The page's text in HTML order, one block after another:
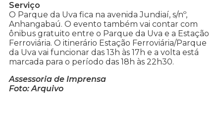
Serviço
O Parque da Uva fica na avenida Jundiaí, s/nº,
Anhangabaú. O evento também vai contar com
ônibus gratuito entre o Parque da Uva e a Estação
Ferroviária. O itinerário Estação Ferroviária/Parque
da Uva vai funcionar das 13h às 17h e a volta está
marcada para o período das 18h às 22h30.
Assessoria de Imprensa
Foto: Arquivo